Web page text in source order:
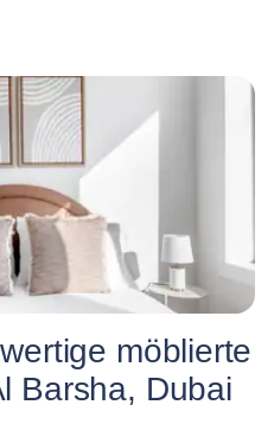
möblierte
Barsha, Dubai